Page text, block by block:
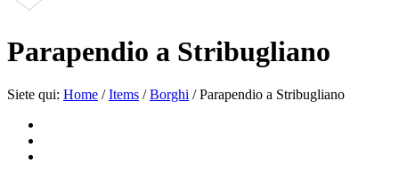
Parapendio a Stribugliano
Siete qui: Home / Items / Borghi / Parapendio a Stribugliano